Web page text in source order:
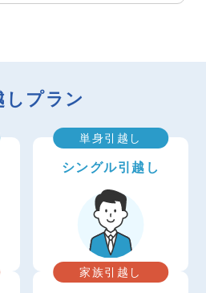
しプラン
単身引越し
シングル引越し
家族引越し